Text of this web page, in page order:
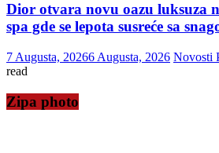
Dior otvara novu oazu luksuza
spa gde se lepota susreće sa
7 Augusta, 20266 Augusta, 2026 Novosti
read
Zipa photo